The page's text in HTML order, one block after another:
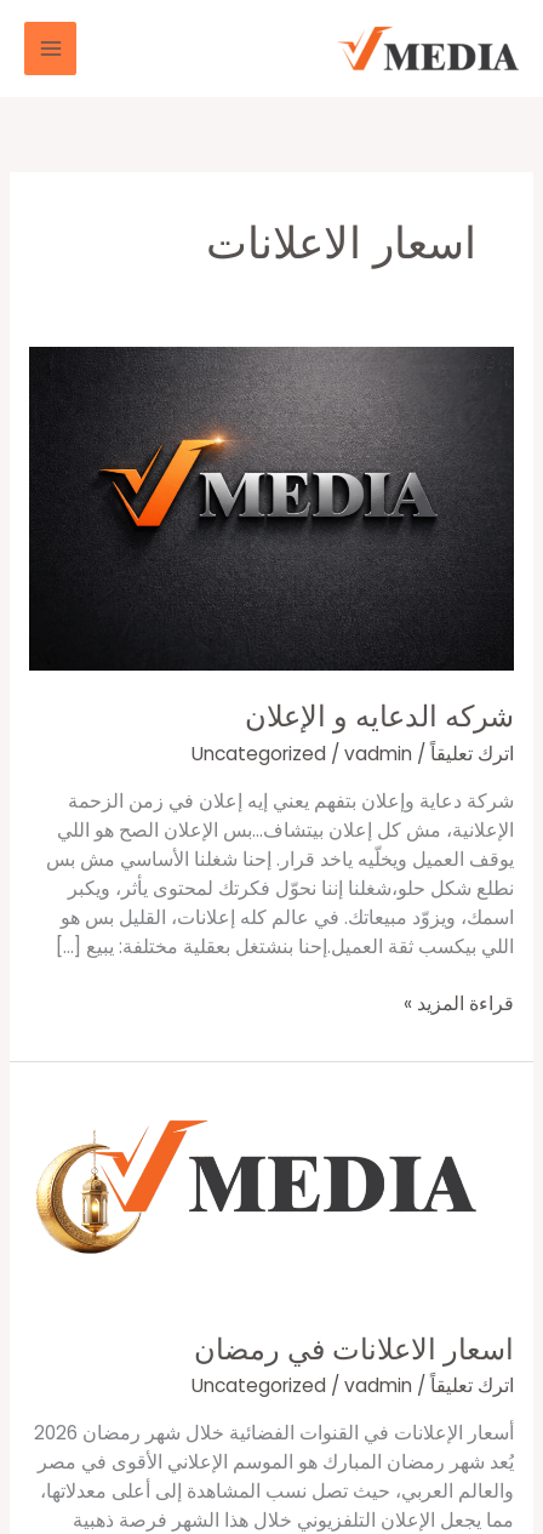
المحتوى
اسعار الاعلانات
شركه الدعايه و الإعلان
اترك تعليقاً /
Uncategorized /vadmin
شركة دعاية وإعلان بتفهم يعني إيه إعلان في زمن الزحمة
الإعلانية، مش كل إعلان بيتشاف…بس الإعلان الصح هو اللي
يوقف العميل ويخلّيه ياخد قرار. إحنا شغلنا الأساسي مش بس
نطلع شكل حلو،شغلنا إننا نحوّل فكرتك لمحتوى يأثر، ويكبر
اسمك، ويزوّد مبيعاتك. في عالم كله إعلانات، القليل بس هو
اللي بيكسب ثقة العميل.إحنا بنشتغل بعقلية مختلفة: يبيع […]
شركه
قراءة المزيد »
اسعار الاعلانات في رمضان
اترك تعليقاً /
Uncategorized /vadmin
أسعار الإعلانات في القنوات الفضائية خلال شهر رمضان 2026
يُعد شهر رمضان المبارك هو الموسم الإعلاني الأقوى في مصر
والعالم العربي، حيث تصل نسب المشاهدة إلى أعلى معدلاتها،
مما يجعل الإعلان التلفزيوني خلال هذا الشهر فرصة ذهبية
رمضان